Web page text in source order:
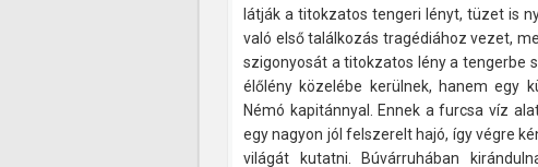
látják a titokzatos tengeri lényt, tüzet is
való első találkozás tragédiához vezet,
szigonyosát a titokzatos lény a tengerbe
élőlény közelébe kerülnek, hanem egy
Némó kapitánnyal. Ennek a furcsa víz
egy nagyon jól felszerelt hajó, így végre
világát kutatni. Búvárruhában